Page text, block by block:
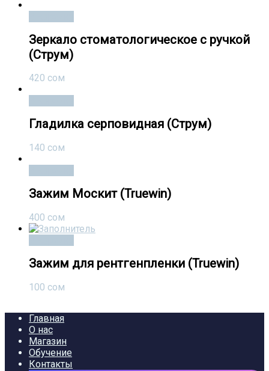
Зеркало стоматологическое с ручкой
(Струм)
420 сом
Гладилка серповидная (Струм)
140 сом
Зажим Москит (Truewin)
400 сом
Зажим для рентгенпленки (Truewin)
100 сом
Главная
О нас
Магазин
Обучение
Контакты